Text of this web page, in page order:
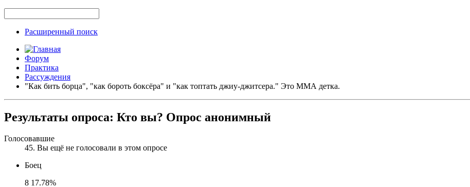
Расширенный поиск
Форум
Практика
Рассуждения
"Как бить борца", "как бороть боксёра" и "как топтать джиу-джитсера." Это ММА детка.
Результаты опроса: Кто вы? Опрос анонимный
Голосовавшие
45. Вы ещё не голосовали в этом опросе
Боец
8 17.78%